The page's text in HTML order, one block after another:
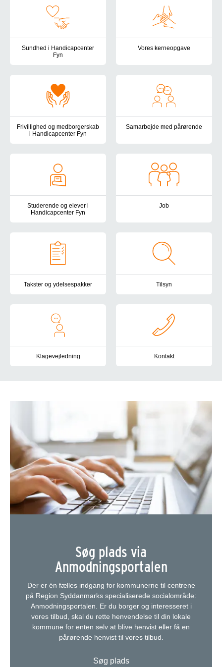
Sundhed i Handicapcenter
Fyn
Vores kerneopgave
Frivillighed og medborgerskab
i Handicapcenter Fyn
Samarbejde med pårørende
Studerende og elever i
Handicapcenter Fyn
Job
Takster og ydelsespakker Tilsyn
Klagevejledning Kontakt
Søg plads via
Anmodningsportalen
Der er én fælles indgang for kommunerne til centrene
på Region Syddanmarks specialiserede socialområde:
Anmodningsportalen. Er du borger og interesseret i
vores tilbud, skal du rette henvendelse til din lokale
kommune for enten selv at blive henvist eller få en
pårørende henvist til vores tilbud.
Søg plads